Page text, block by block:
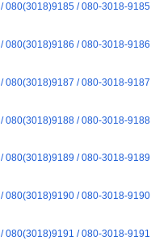
080(3018)9185 / 080-3018-9185
080(3018)9186 / 080-3018-9186
080(3018)9187 / 080-3018-9187
080(3018)9188 / 080-3018-9188
080(3018)9189 / 080-3018-9189
080(3018)9190 / 080-3018-9190
080(3018)9191 / 080-3018-9191